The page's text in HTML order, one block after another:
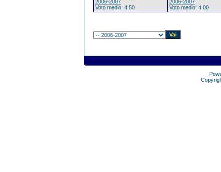
2006-2007
Voto medio: 4.50
2006-2007
Voto medio: 4.00